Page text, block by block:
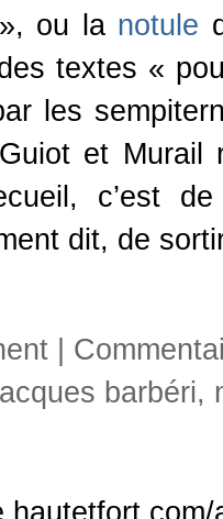
ou la notule
textes «
les
et Murail
c’est
dit, de
barbéri,